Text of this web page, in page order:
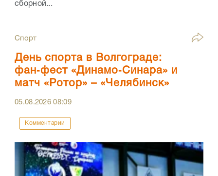
сборной...
Спорт
День спорта в Волгограде:
фан‑фест «Динамо‑Синара» и
матч «Ротор» – «Челябинск»
05.08.202608:09
Комментарии